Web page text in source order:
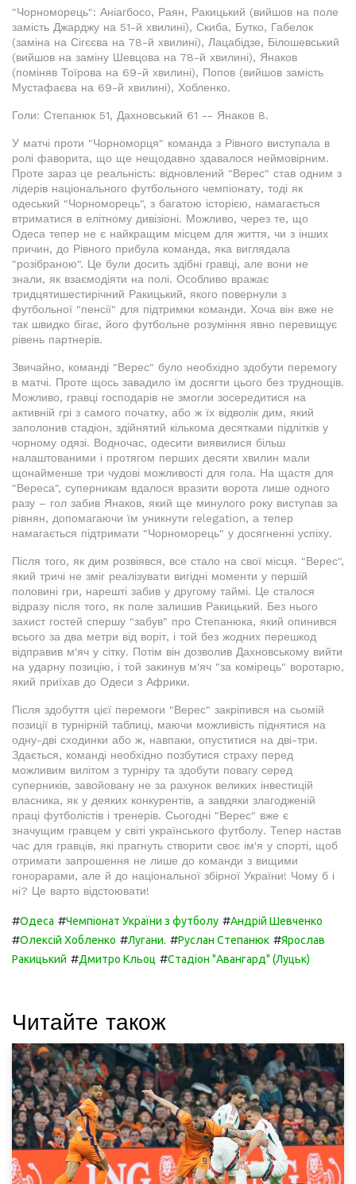
"Чорноморець": Аніагбосо, Раян, Ракицький (вийшов на поле
замість Джарджу на 51-й хвилині), Скиба, Бутко, Габелок
(заміна на Сігєєва на 78-й хвилині), Лацабідзе, Білошевський
(вийшов на заміну Шевцова на 78-й хвилині), Янаков
(поміняв Тоїрова на 69-й хвилині), Попов (вийшов замість
Мустафаєва на 69-й хвилині), Хобленко.
Голи: Степанюк 51, Дахновський 61 -- Янаков 8.
У матчі проти "Чорноморця" команда з Рівного виступала в
ролі фаворита, що ще нещодавно здавалося неймовірним.
Проте зараз це реальність: відновлений "Верес" став одним з
лідерів національного футбольного чемпіонату, тоді як
одеський "Чорноморець", з багатою історією, намагається
втриматися в елітному дивізіоні. Можливо, через те, що
Одеса тепер не є найкращим місцем для життя, чи з інших
причин, до Рівного прибула команда, яка виглядала
"розібраною". Це були досить здібні гравці, але вони не
знали, як взаємодіяти на полі. Особливо вражає
тридцятишестирічний Ракицький, якого повернули з
футбольної "пенсії" для підтримки команди. Хоча він вже не
так швидко бігає, його футбольне розуміння явно перевищує
рівень партнерів.
Звичайно, команді "Верес" було необхідно здобути перемогу
в матчі. Проте щось завадило їм досягти цього без труднощів.
Можливо, гравці господарів не змогли зосередитися на
активній грі з самого початку, або ж їх відволік дим, який
заполонив стадіон, здійнятий кількома десятками підлітків у
чорному одязі. Водночас, одесити виявилися більш
налаштованими і протягом перших десяти хвилин мали
щонайменше три чудові можливості для гола. На щастя для
"Вереса", суперникам вдалося вразити ворота лише одного
разу – гол забив Янаков, який ще минулого року виступав за
рівнян, допомагаючи їм уникнути relegation, а тепер
намагається підтримати "Чорноморець" у досягненні успіху.
Після того, як дим розвіявся, все стало на свої місця. "Верес",
який тричі не зміг реалізувати вигідні моменти у першій
половині гри, нарешті забив у другому таймі. Це сталося
відразу після того, як поле залишив Ракицький. Без нього
захист гостей спершу "забув" про Степанюка, який опинився
всього за два метри від воріт, і той без жодних перешкод
відправив м'яч у сітку. Потім він дозволив Дахновському вийти
на ударну позицію, і той закинув м'яч "за комірець" воротарю,
який приїхав до Одеси з Африки.
Після здобуття цієї перемоги "Верес" закріпився на сьомій
позиції в турнірній таблиці, маючи можливість піднятися на
одну-дві сходинки або ж, навпаки, опуститися на дві-три.
Здається, команді необхідно позбутися страху перед
можливим вилітом з турніру та здобути повагу серед
суперників, завойовану не за рахунок великих інвестицій
власника, як у деяких конкурентів, а завдяки злагодженій
праці футболістів і тренерів. Сьогодні "Верес" вже є
значущим гравцем у світі українського футболу. Тепер настав
час для гравців, які прагнуть створити своє ім'я у спорті, щоб
отримати запрошення не лише до команди з вищими
гонорарами, але й до національної збірної України! Чому б і
ні? Це варто відстоювати!
#Одеса #Чемпіонат України з футболу #Андрій Шевченко
#Олексій Хобленко #Лугани. #Руслан Степанюк #Ярослав
Ракицький #Дмитро Кльоц #Стадіон "Авангард" (Луцьк)
Читайте також